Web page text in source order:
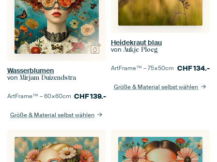
Wasserblumen
von Mirjam Duizendstra
ArtFrame™ –60×60cm CHF139.-
Größe & Material selbst wählen
Heidekraut blau
von Aukje Ploeg
ArtFrame™ –75×50cm CHF134.-
Größe & Material selbst wählen